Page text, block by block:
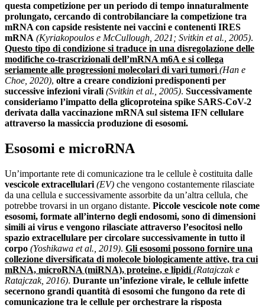
questa competizione per un periodo di tempo innaturalmente
prolungato, cercando di controbilanciare la competizione tra
mRNA con capside resistente nei vaccini e contenenti IRES
mRNA (Kyriakopoulos e McCullough, 2021; Svitkin et al., 2005).
Questo tipo di condizione si traduce in una disregolazione delle
modifiche co-trascrizionali dell’mRNA m6A e si collega
seriamente alle progressioni molecolari di vari tumori (Han e
Choe, 2020), oltre a creare condizioni predisponenti per
successive infezioni virali (Svitkin et al., 2005). Successivamente
consideriamo l’impatto della glicoproteina spike SARS-CoV-2
derivata dalla vaccinazione mRNA sul sistema IFN cellulare
attraverso la massiccia produzione di esosomi.
Esosomi e microRNA
Un’importante rete di comunicazione tra le cellule è costituita dalle
vescicole extracellulari (EV) che vengono costantemente rilasciate
da una cellula e successivamente assorbite da un’altra cellula, che
potrebbe trovarsi in un organo distante. Piccole vescicole note come
esosomi, formate all’interno degli endosomi, sono di dimensioni
simili ai virus e vengono rilasciate attraverso l’esocitosi nello
spazio extracellulare per circolare successivamente in tutto il
corpo (Yoshikawa et al., 2019). Gli esosomi possono fornire una
collezione diversificata di molecole biologicamente attive, tra cui
mRNA, microRNA (miRNA), proteine, e lipidi (Ratajczak e
Ratajczak, 2016). Durante un’infezione virale, le cellule infette
secernono grandi quantità di esosomi che fungono da rete di
comunicazione tra le cellule per orchestrare la risposta